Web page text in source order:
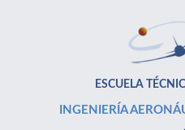
ESCUELA
INGENIERÍA